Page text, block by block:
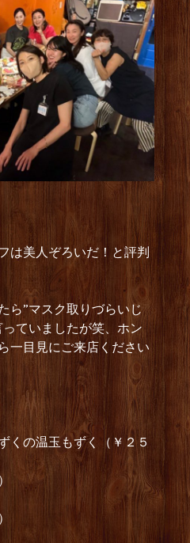
は美人ぞろいだ！と評判
ら”マスク取りづらいじ
ていましたが笑、ホン
一目見にご来店ください
くの温玉もずく（￥２５